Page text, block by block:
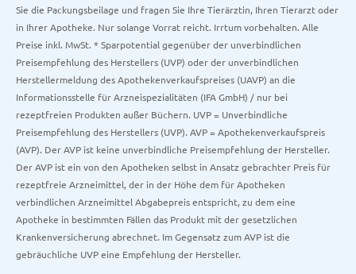
Sie die Packungsbeilage und fragen Sie Ihre Tierärztin, Ihren Tierarzt oder
in Ihrer Apotheke. Nur solange Vorrat reicht. Irrtum vorbehalten. Alle
Preise inkl. MwSt. * Sparpotential gegenüber der unverbindlichen
Preisempfehlung des Herstellers (UVP) oder der unverbindlichen
Herstellermeldung des Apothekenverkaufspreises (UAVP) an die
Informationsstelle für Arzneispezialitäten (IFA GmbH) / nur bei
rezeptfreien Produkten außer Büchern. UVP = Unverbindliche
Preisempfehlung des Herstellers (UVP). AVP = Apothekenverkaufspreis
(AVP). Der AVP ist keine unverbindliche Preisempfehlung der Hersteller.
Der AVP ist ein von den Apotheken selbst in Ansatz gebrachter Preis für
rezeptfreie Arzneimittel, der in der Höhe dem für Apotheken
verbindlichen Arzneimittel Abgabepreis entspricht, zu dem eine
Apotheke in bestimmten Fällen das Produkt mit der gesetzlichen
Krankenversicherung abrechnet. Im Gegensatz zum AVP ist die
gebräuchliche UVP eine Empfehlung der Hersteller.